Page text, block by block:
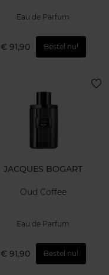
Eau de Parfum
€ 91,90 Bestel nu!
JACQUES BOGART
Oud Coffee
Eau de Parfum
€ 91,90 Bestel nu!